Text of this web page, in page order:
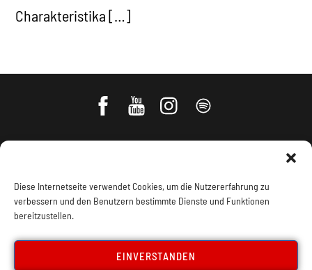
Diese Internetseite verwendet Cookies, um die Nutzererfahrung zu
verbessern und den Benutzern bestimmte Dienste und Funktionen
bereitzustellen.
EINVERSTANDEN
Charakteristika […]
Impressum, Offenlegung Cookie Policy